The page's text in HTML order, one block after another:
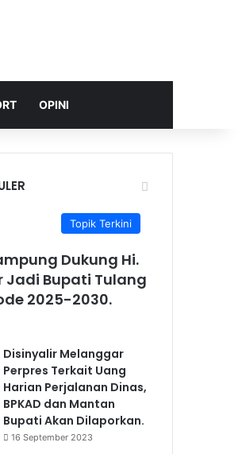
OPINI
Topik Terkini
Dukung Hi.
Jadi Bupati Tulang
2025-2030.
Disinyalir Melanggar
Perpres Terkait Uang
Harian Perjalanan Dinas,
BPKAD dan Mantan
Bupati Akan Dilaporkan.
16 September 2023